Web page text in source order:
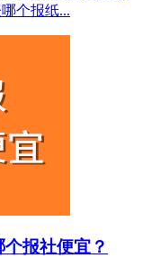
个报纸...
报社便宜？